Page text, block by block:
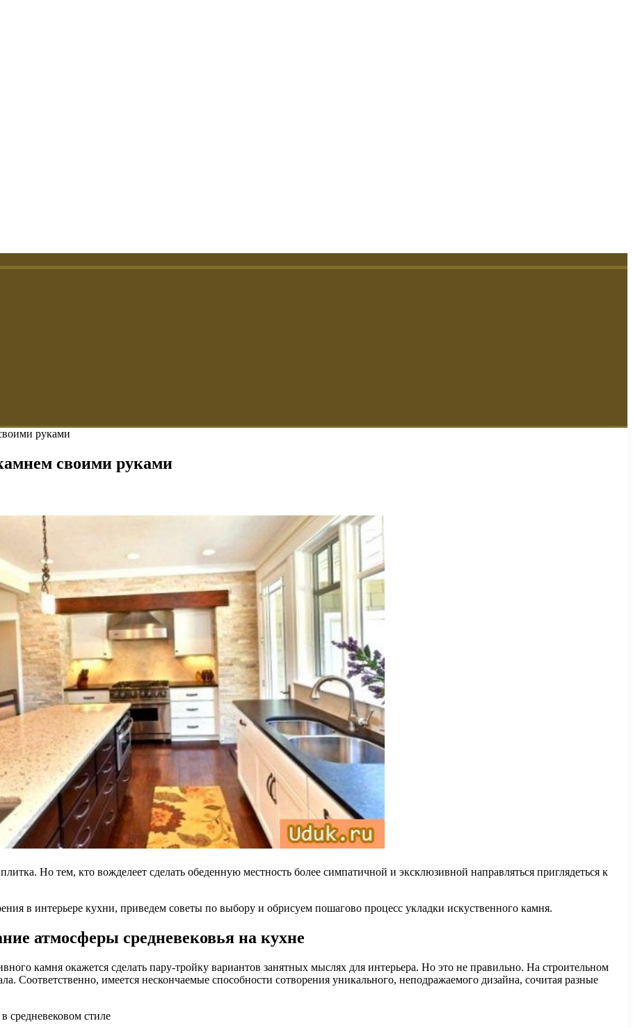
руками
своими руками
Но тем, кто вожделеет сделать обеденную местность более симпатичной и эксклюзивной направляться приглядеться к
в интерьере кухни, приведем советы по выбору и обрисуем пошагово процесс укладки искуственного камня.
атмосферы средневековья на кухне
камня окажется сделать пару-тройку вариантов занятных мыслях для интерьера. Но это не правильно. На строительном
Соответственно, имеется нескончаемые способности сотворения уникального, неподражаемого дизайна, сочитая разные
средневековом стиле